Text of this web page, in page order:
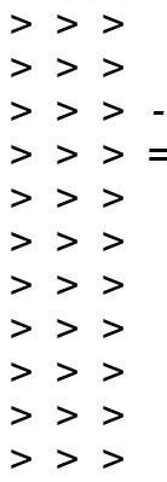
>
>
>
>
>
>
>
>
>
> >
> > >